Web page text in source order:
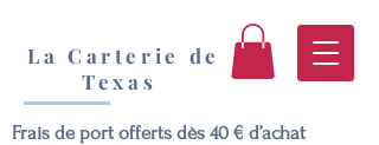
La Carterie de
Texas
Frais de port offerts dès 40 € d’achat